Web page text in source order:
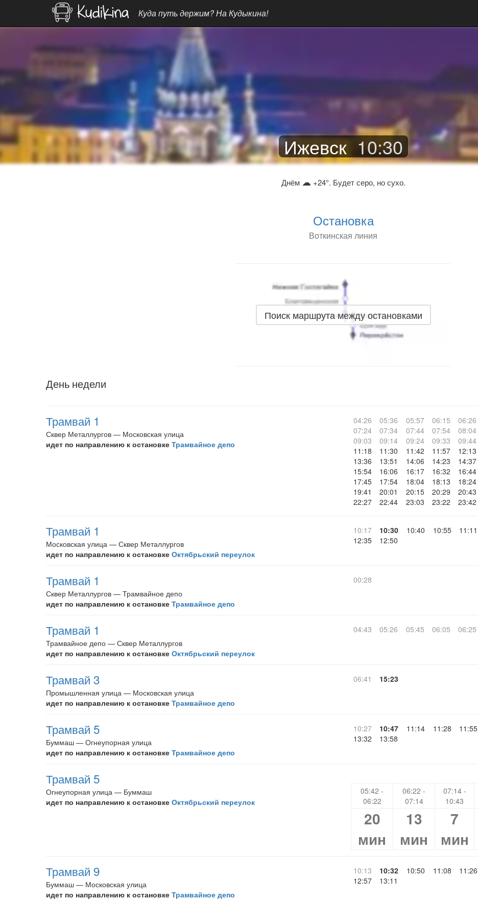
Куда путь держим? На Кудыкина!
Ижевск 10:30
Днём ☁ +24°. Будет серо, но сухо.
Остановка
Воткинская линия
Поиск маршрута между остановками
День недели
Трамвай 1
Сквер Металлургов — Московская улица
идет по направлению к остановке Трамвайное депо
04:26 05:36 05:57 06:15 06:26
07:24
07:34 07:44 07:54 08:04
09:03
09:14 09:24 09:33 09:44
11:18
11:30 11:42 11:57 12:13
13:36
13:51 14:06 14:23 14:37
15:54
16:06 16:17 16:32 16:44
17:45
17:54 18:04 18:13 18:24
19:41
20:01 20:15 20:29 20:43
22:27
22:44 23:03 23:22 23:42
Трамвай 1
Московская улица — Сквер Металлургов
идет по направлению к остановке Октябрьский переулок
10:17 10:30 10:40 10:55 11:11
12:35
12:50
Трамвай 1
Сквер Металлургов — Трамвайное депо
идет по направлению к остановке Трамвайное депо
00:28
Трамвай 1
Трамвайное депо — Сквер Металлургов
идет по направлению к остановке Октябрьский переулок
04:43 05:26 05:45 06:05 06:25
Трамвай 3
Промышленная улица — Московская улица
идет по направлению к остановке Трамвайное депо
06:41 15:23
Трамвай 5
Буммаш — Огнеупорная улица
идет по направлению к остановке Трамвайное депо
10:27 10:47 11:14 11:28 11:55
13:32
13:58
Трамвай 5
Огнеупорная улица — Буммаш
идет по направлению к остановке Октябрьский переулок
05:42 -
06:22
06:22 -
07:14
07:14 -
10:43
20
мин
13
мин
7
мин
Трамвай 9
Буммаш — Московская улица
идет по направлению к остановке Трамвайное депо
10:13 10:32 10:50 11:08 11:26
12:57
13:11